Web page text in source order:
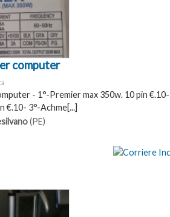
computer
- 1°-Premier max 350w. 10 pin €.10-
€.10- 3°-Achme[...]
(PE)